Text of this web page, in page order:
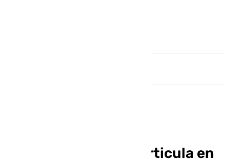
La Guardia Civil desarticula en